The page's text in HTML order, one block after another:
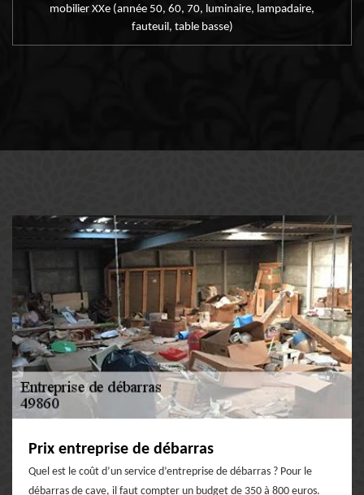
mobilier XXe (année 50, 60, 70, luminaire, lampadaire,
fauteuil, table basse)
Prix entreprise de débarras
Quel est le coût d’un service d’entreprise de débarras ? Pour le
débarras de cave, il faut compter un budget de 350 à 800 euros.